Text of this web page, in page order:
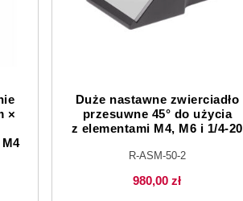
×
Duże nastawne zwierciadło
przesuwne 45° do użycia
z elementami M4, M6 i 1/4-20
R-ASM-50-2
980,00zł